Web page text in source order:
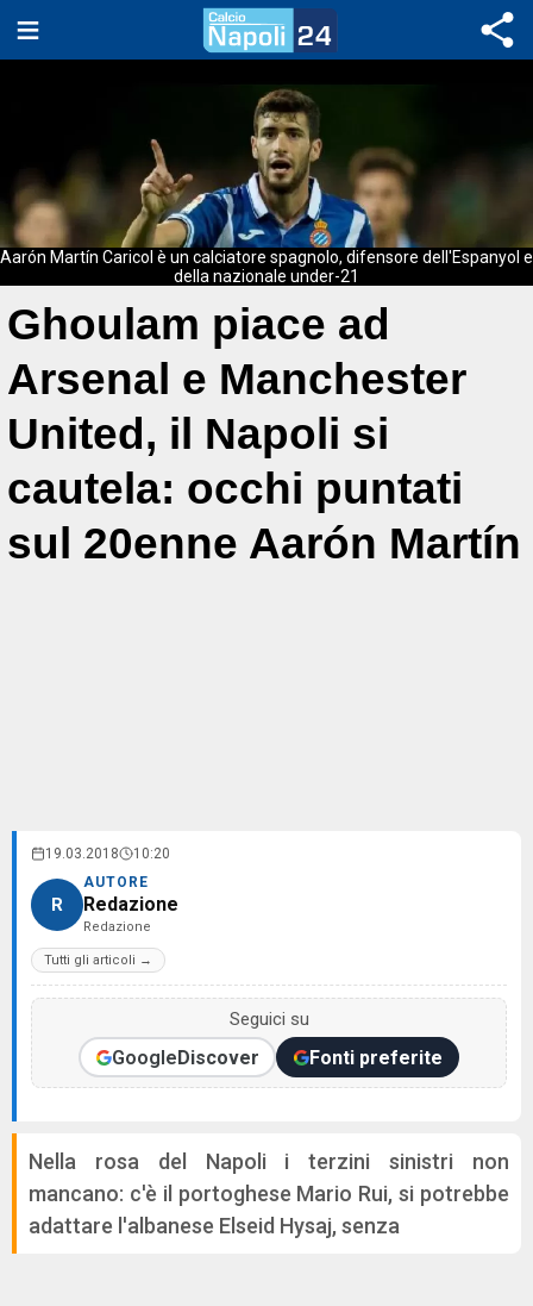
Aarón Martín Caricol è un calciatore spagnolo, difensore dell'Espanyol e
della nazionale under-21
Ghoulam piace ad
Arsenal e Manchester
United, il Napoli si
cautela: occhi puntati
sul 20enne Aarón Martín
19.03.2018 10:20
R
AUTORE
Redazione
Redazione
Tutti gli articoli →
Seguici su
GoogleDiscover Fonti preferite
Nella rosa del Napoli i terzini sinistri non
mancano: c'è il portoghese Mario Rui, si potrebbe
adattare l'albanese Elseid Hysaj, senza